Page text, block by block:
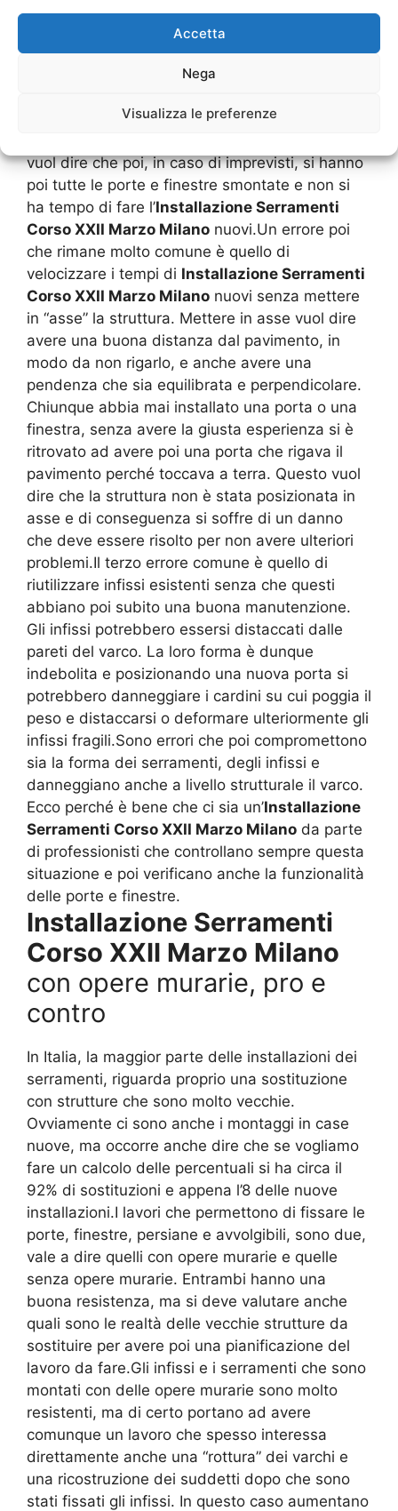
Accetta
Nega
Visualizza le preferenze
in modo conseguenziale, nel senso che si toglie
prima la struttura esistente e poi si installa la
nuova e via dicendo per tutti gli altri serramenti
infisso potrebbe creare un problema o un
vuol dire che poi, in caso di imprevisti, si hanno
poi tutte le porte e finestre smontate e non si
ha tempo di fare l’Installazione Serramenti
Corso XXII Marzo Milano nuovi.Un errore poi
che rimane molto comune è quello di
velocizzare i tempi di Installazione Serramenti
Corso XXII Marzo Milano nuovi senza mettere
in “asse” la struttura. Mettere in asse vuol dire
avere una buona distanza dal pavimento, in
modo da non rigarlo, e anche avere una
pendenza che sia equilibrata e perpendicolare.
Chiunque abbia mai installato una porta o una
finestra, senza avere la giusta esperienza si è
ritrovato ad avere poi una porta che rigava il
pavimento perché toccava a terra. Questo vuol
dire che la struttura non è stata posizionata in
asse e di conseguenza si soffre di un danno
che deve essere risolto per non avere ulteriori
problemi.Il terzo errore comune è quello di
riutilizzare infissi esistenti senza che questi
abbiano poi subito una buona manutenzione.
Gli infissi potrebbero essersi distaccati dalle
pareti del varco. La loro forma è dunque
indebolita e posizionando una nuova porta si
potrebbero danneggiare i cardini su cui poggia il
peso e distaccarsi o deformare ulteriormente gli
infissi fragili.Sono errori che poi compromettono
sia la forma dei serramenti, degli infissi e
danneggiano anche a livello strutturale il varco.
Ecco perché è bene che ci sia un’Installazione
Serramenti Corso XXII Marzo Milano da parte
di professionisti che controllano sempre questa
situazione e poi verificano anche la funzionalità
delle porte e finestre.
Installazione Serramenti
Corso XXII Marzo Milano
con opere murarie, pro e
contro
In Italia, la maggior parte delle installazioni dei
serramenti, riguarda proprio una sostituzione
con strutture che sono molto vecchie.
Ovviamente ci sono anche i montaggi in case
nuove, ma occorre anche dire che se vogliamo
fare un calcolo delle percentuali si ha circa il
92% di sostituzioni e appena l’8 delle nuove
installazioni.I lavori che permettono di fissare le
porte, finestre, persiane e avvolgibili, sono due,
vale a dire quelli con opere murarie e quelle
senza opere murarie. Entrambi hanno una
buona resistenza, ma si deve valutare anche
quali sono le realtà delle vecchie strutture da
sostituire per avere poi una pianificazione del
lavoro da fare.Gli infissi e i serramenti che sono
montati con delle opere murarie sono molto
resistenti, ma di certo portano ad avere
comunque un lavoro che spesso interessa
direttamente anche una “rottura” dei varchi e
una ricostruzione dei suddetti dopo che sono
stati fissati gli infissi. In questo caso aumentano